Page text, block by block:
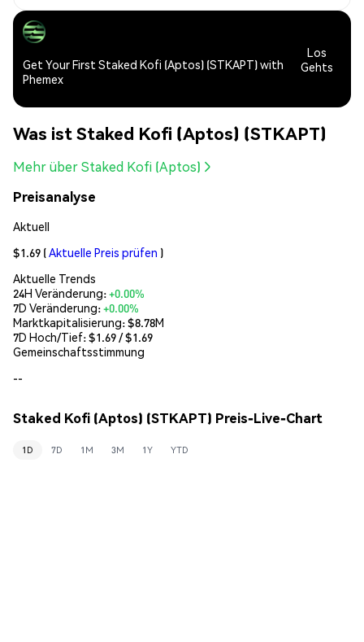
Get Your First Staked Kofi (Aptos) (STKAPT) with
Phemex
Los
Gehts
Was ist Staked Kofi (Aptos) (STKAPT)
Mehr über Staked Kofi (Aptos)
Preisanalyse
Aktuell
$1.69 (Aktuelle Preis prüfen )
Aktuelle Trends
24H Veränderung:+0.00%
7D Veränderung:+0.00%
Marktkapitalisierung:$8.78M
7D Hoch/Tief: $1.69/ $1.69
Gemeinschaftsstimmung
--
Staked Kofi (Aptos) (STKAPT) Preis-Live-Chart
1D 7D 1M 3M 1Y YTD